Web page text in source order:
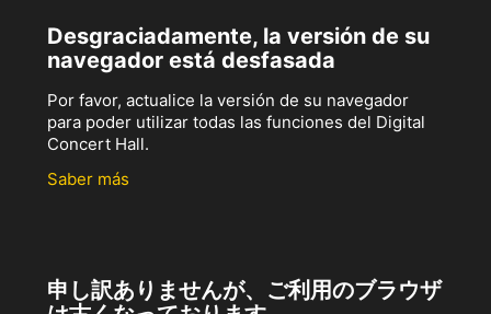
Desgraciadamente, la versión de su
navegador está desfasada
Por favor, actualice la versión de su navegador
para poder utilizar todas las funciones del Digital
Concert Hall.
Saber más
申し訳ありませんが、ご利用のブラウザ